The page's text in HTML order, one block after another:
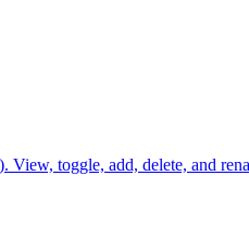
toggle, add, delete, and